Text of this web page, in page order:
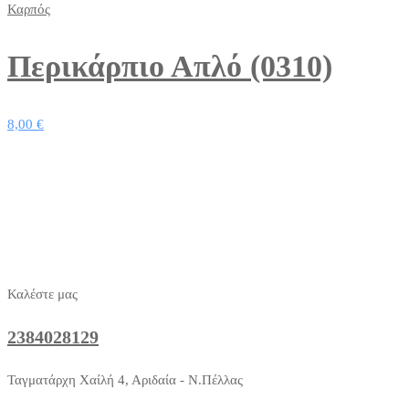
Καρπός
Περικάρπιο Απλό (0310)
8,00 €
Καλέστε μας
2384028129
Ταγματάρχη Χαίλή 4, Αριδαία - Ν.Πέλλας